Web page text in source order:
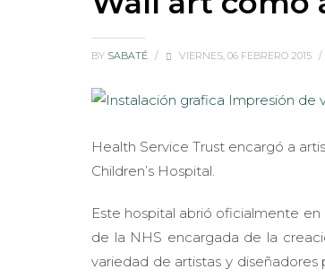
BY SABATÉ / VIERNES, 06 FEBRERO 2015 /
Health Service Trust encargó a
Children’s Hospital.
Este hospital abrió oficialmente en
de la NHS encargada de la
variedad de artistas y diseñadores